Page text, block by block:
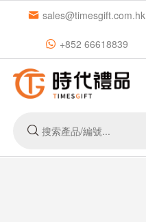
sales@timesgift.com.hk
+852 66618839